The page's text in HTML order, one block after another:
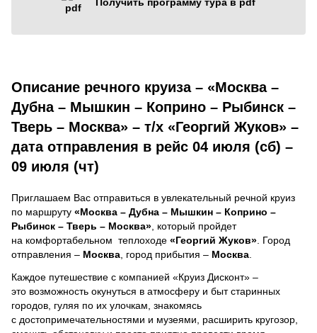
Описание речного круиза – «Москва –
Дубна – Мышкин – Коприно – Рыбинск –
Тверь – Москва» – т/х «Георгий Жуков» –
дата отправления в рейс 04 июля (сб) –
09 июля (чт)
Приглашаем Вас отправиться в увлекательный речной круиз
по маршруту «Москва – Дубна – Мышкин – Коприно –
Рыбинск – Тверь – Москва» , который пройдет
на комфортабельном теплоходе «Георгий Жуков» . Город
отправления – Москва , город прибытия – Москва
Каждое путешествие с компанией «Круиз Дисконт» –
это возможность окунуться в атмосферу и быт старинных
городов, гуляя по их улочкам, знакомясь
с достопримечательностями и музеями, расширить кругозор,